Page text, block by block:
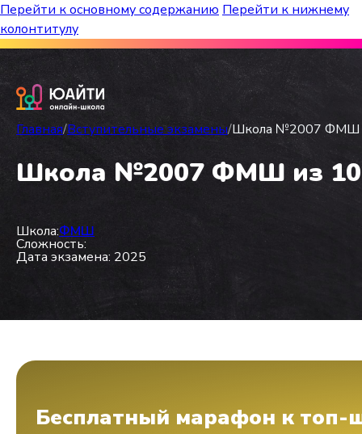
Перейти к основному содержанию Перейти к нижнему
колонтитулу
Бесплатный марафон к топ-школам!
Главная/Вступительные экзамены/Школа №2007 ФМШ
Школа №2007 ФМШ из 10
Школа:ФМШ
Сложность:
Дата экзамена: 2025
Бесплатный марафон к топ-